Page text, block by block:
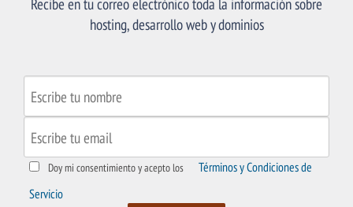
hosting, desarrollo web y dominios
Doy mi consentimiento y acepto los
Términos y Condiciones de
Servicio